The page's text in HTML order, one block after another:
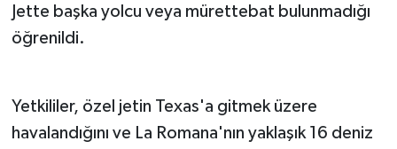
Jette başka yolcu veya mürettebat bulunmadığı
öğrenildi.
Yetkililer, özel jetin Texas'a gitmek üzere
havalandığını ve La Romana'nın yaklaşık 16 deniz